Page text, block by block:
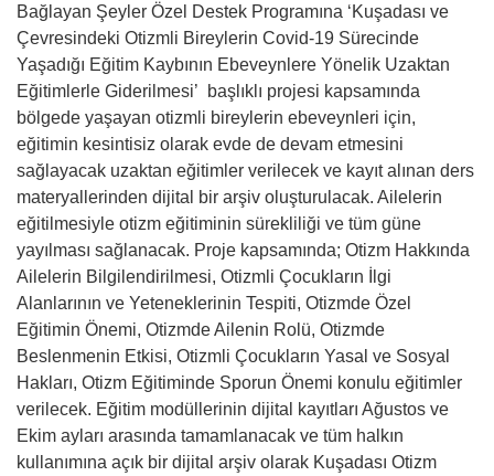
Bağlayan Şeyler Özel Destek Programına ‘Kuşadası ve
Çevresindeki Otizmli Bireylerin Covid-19 Sürecinde
Yaşadığı Eğitim Kaybının Ebeveynlere Yönelik Uzaktan
Eğitimlerle Giderilmesi’ başlıklı projesi kapsamında
bö lgede yaşayan otizmli bireylerin ebeveynleri için,
eğitimin kesintisiz olarak evde de devam etmesini
sağlayacak uzaktan eğitimler verilecek ve kayıt alınan ders
materyallerinden dijital bir arşiv oluşturulacak. Ailelerin
eğitilmesiyle otizm eğitiminin sürekliliği ve tüm güne
yayılması sağlanacak. Proje kapsamında; Otizm Hakkında
Ailelerin Bilgilendirilmesi, Otizmli Çocukların İlgi
Alanlarının ve Yeteneklerinin Tespiti, Otizmde Özel
Eğitimin Önemi, Otizmde Ailenin Rolü, Otizmde
Beslenmenin Etkisi, Otizmli Çocukların Yasal ve Sosyal
Hakları, Otizm Eğitiminde Sporun Önemi konulu eğitimler
verilecek. Eğitim modüllerinin dijital kayıtları Ağustos ve
Ekim ayları arasında tamamlanacak ve tüm halkın
kullanımına açık bir dijital arşiv olarak Kuşadası Otizm